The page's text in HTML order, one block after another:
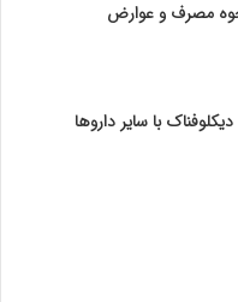
مصرف و عوارض
با سایر داروها